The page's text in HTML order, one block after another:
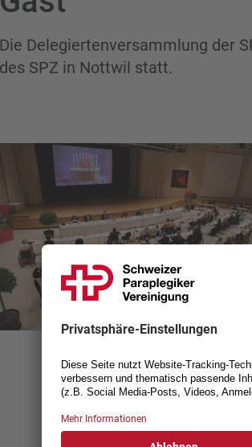
Die Delegiertenversammlung der
des SPZ in Nottwil statt.